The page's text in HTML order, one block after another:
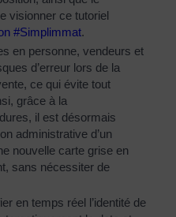
visionner ce tutoriel
#Simplimmat.
en personne, vendeurs et
d’erreur lors de la
ce qui évite tout
grâce à la
il est désormais
administrative d’un
nouvelle carte grise en
sans nécessiter de
en temps réel l’identité de